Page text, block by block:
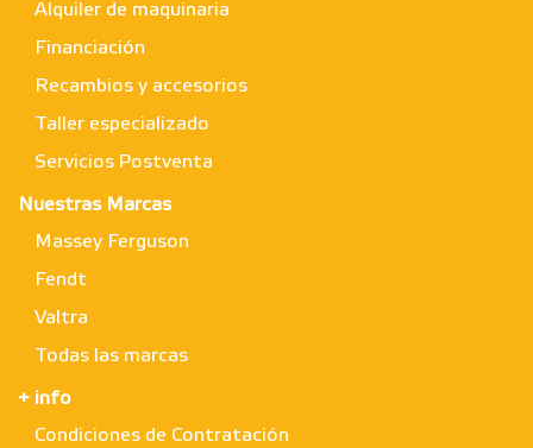
Alquiler de maquinaria
Financiación
Recambios y accesorios
Taller especializado
Servicios Postventa
Nuestras Marcas
Massey Ferguson
Fendt
Valtra
Todas las marcas
+ info
Condiciones de Contratación